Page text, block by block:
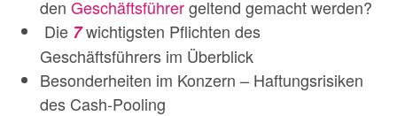
den Geschäftsführergeltend gemacht werden?
Die 7wichtigsten Pflichten des
Geschäftsführers im Überblick
Besonderheiten im Konzern – Haftungsrisiken
des Cash-Pooling